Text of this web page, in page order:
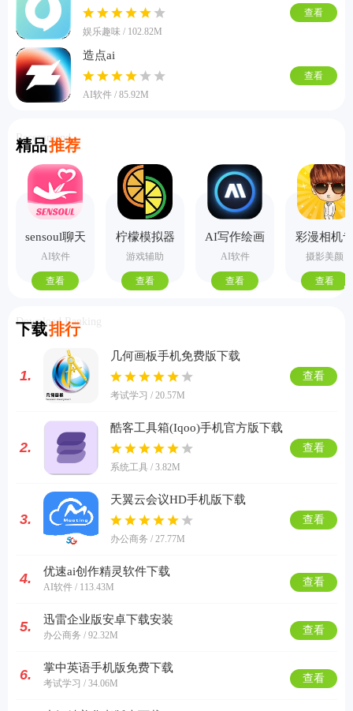
娱乐趣味 / 102.82M
查看
造点ai
AI软件 / 85.92M
查看
精品推荐
Recommend
sensoul聊天
AI软件
查看
柠檬模拟器
手机版
游戏辅助
查看
AI写作绘画
视频PPT助
手
AI软件
查看
彩漫相机
业版
摄影美颜
查看
下载排行
Download Ranking
1.
几何画板手机免费版下载
考试学习 / 20.57M
查看
2.
酷客工具箱(Iqoo)手机官方版下载
系统工具 / 3.82M
查看
3.
天翼云会议HD手机版下载
办公商务 / 27.77M
查看
4. 优速ai创作精灵软件下载
AI软件 / 113.43M 查看
5. 迅雷企业版安卓下载安装
办公商务 / 92.32M 查看
6. 掌中英语手机版免费下载
考试学习 / 34.06M 查看